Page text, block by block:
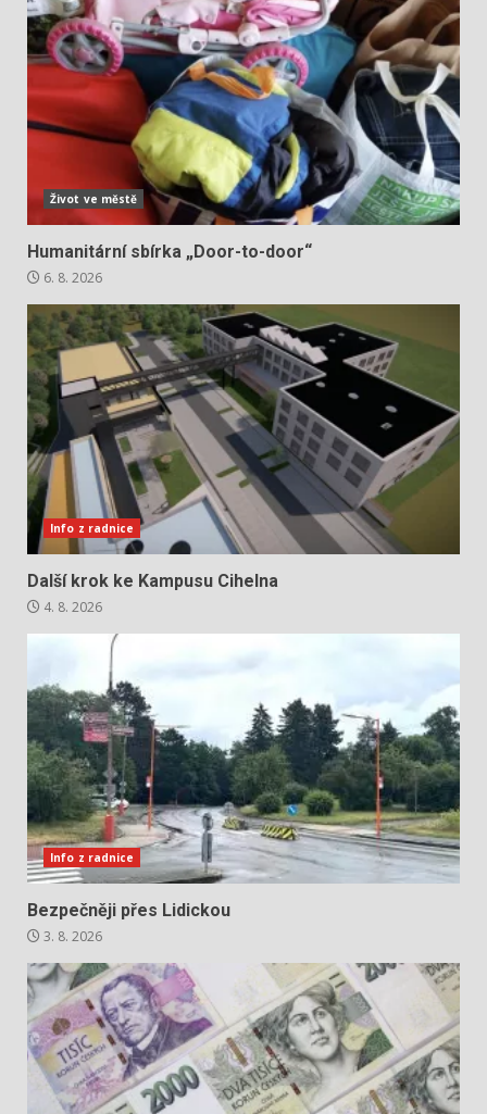
Život ve městě
Humanitární sbírka „Door-to-door“
6. 8. 2026
Info z radnice
Další krok ke Kampusu Cihelna
4. 8. 2026
Info z radnice
Bezpečněji přes Lidickou
3. 8. 2026